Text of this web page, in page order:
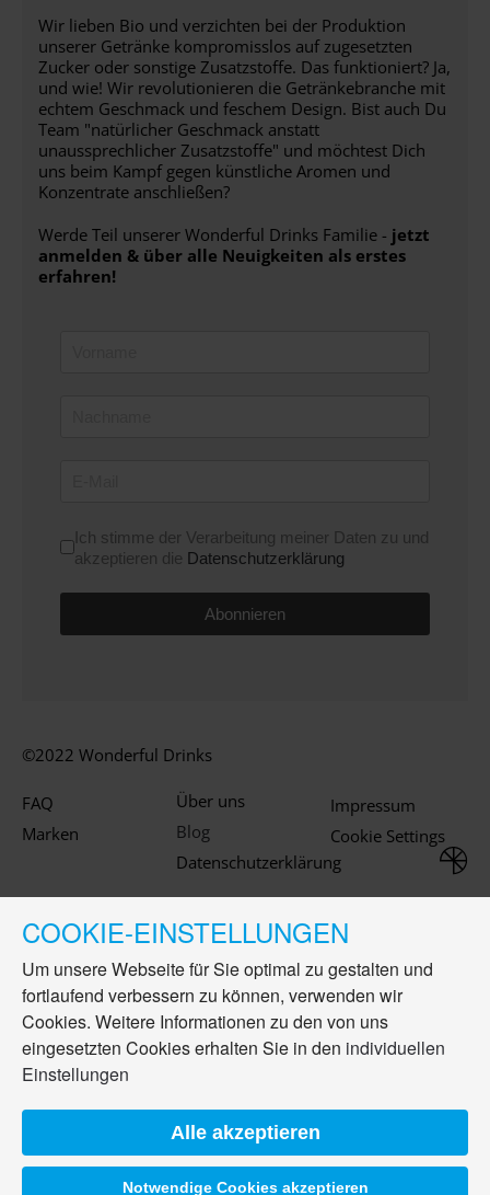
Wir lieben Bio und verzichten bei der Produktion
unserer Getränke kompromisslos auf zugesetzten
Zucker oder sonstige Zusatzstoffe. Das funktioniert? Ja,
und wie! Wir revolutionieren die Getränkebranche mit
echtem Geschmack und feschem Design. Bist auch Du
Team "natürlicher Geschmack anstatt
unaussprechlicher Zusatzstoffe" und möchtest Dich
uns beim Kampf gegen künstliche Aromen und
Konzentrate anschließen?
Werde Teil unserer Wonderful Drinks Familie - jetzt
anmelden & über alle Neuigkeiten als erstes
erfahren!
Nutzungsbedingungen*
Ich stimme der Verarbeitung meiner Daten zu und
akzeptieren die Datenschutzerklärung
Abonnieren
©2022 Wonderful Drinks
FAQ
Marken
Über uns
Blog
Datenschutzerklärung
Impressum
Cookie Settings
COOKIE-EINSTELLUNGEN
Um unsere Webseite für Sie optimal zu gestalten und
fortlaufend verbessern zu können, verwenden wir
Cookies. Weitere Informationen zu den von uns
eingesetzten Cookies erhalten Sie in den individuellen
Einstellungen
Alle akzeptieren
Notwendige Cookies akzeptieren